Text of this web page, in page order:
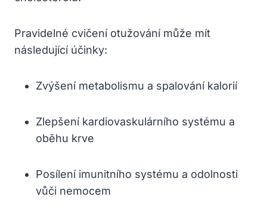
Pravidelné cvičení otužování může mít
následující účinky:
Zvýšení metabolismu a spalování kalorií
Zlepšení kardiovaskulárního systému a
oběhu krve
Posílení imunitního systému a odolnosti
vůči nemocem